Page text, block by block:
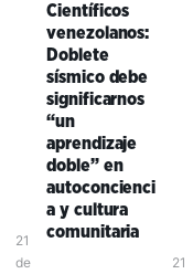
la
educación
universitaria
en
el
territorio
comunal
21
de
Científicos
venezolanos:
Doblete
sísmico debe
significarnos
“un
aprendizaje
doble” en
autoconcienci
a y cultura
comunitaria
21